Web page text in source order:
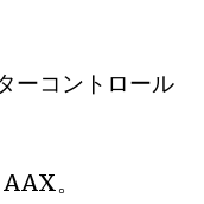
ーコントロール
。